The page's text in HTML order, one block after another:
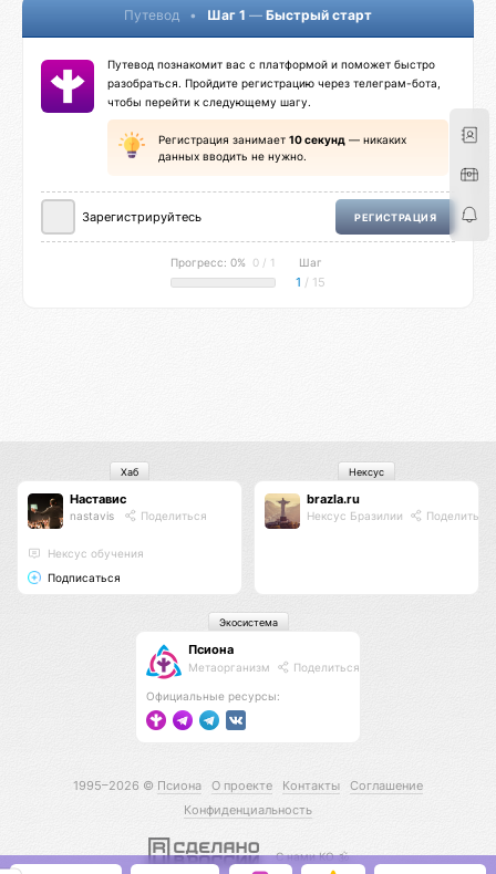
Путевод • Шаг 1 — Быстрый старт
Путевод познакомит вас с платформой и поможет быстро
разобраться. Пройдите регистрацию через телеграм-бота,
чтобы перейти к следующему шагу.
Регистрация занимает 10 секунд — никаких
данных вводить не нужно.
Зарегистрируйтесь РЕГИСТРАЦИЯ
Прогресс: 0% 0 / 1 Шаг
1 / 15
Наставис
nastavis Поделиться
Нексус обучения
Подписаться
Хаб
brazla.ru
Нексус Бразилии Поделиться
Нексус
Псиона
Метаорганизм Поделиться
Официальные ресурсы:
Экосистема
1995–2026 © Псиона О проекте Контакты
Соглашение
Конфиденциальность
С нами КО 🕉️